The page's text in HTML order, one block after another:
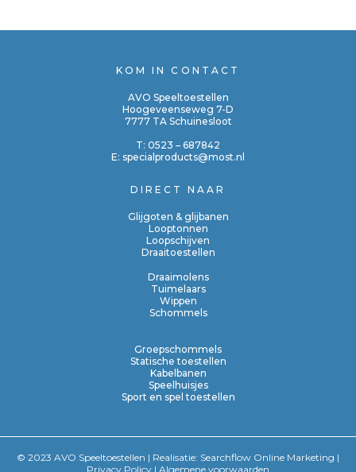
KOM IN CONTACT
AVO Speeltoestellen
Hoogeveenseweg 7-D
7777 TA Schuinesloot
T: 0523 – 687842
E: specialproducts@most.nl
DIRECT NAAR
Glijgoten & glijbanen
Looptonnen
Loopschijven
Draaitoestellen
Draaimolens
Tuimelaars
Wippen
Schommels
Groepschommels
Statische toestellen
Kabelbanen
Speelhuisjes
Sport en spel toestellen
© 2023 AVO Speeltoestellen | Realisatie: Searchflow Online Marketing |
Privacy Policy | Algemene voorwaarden